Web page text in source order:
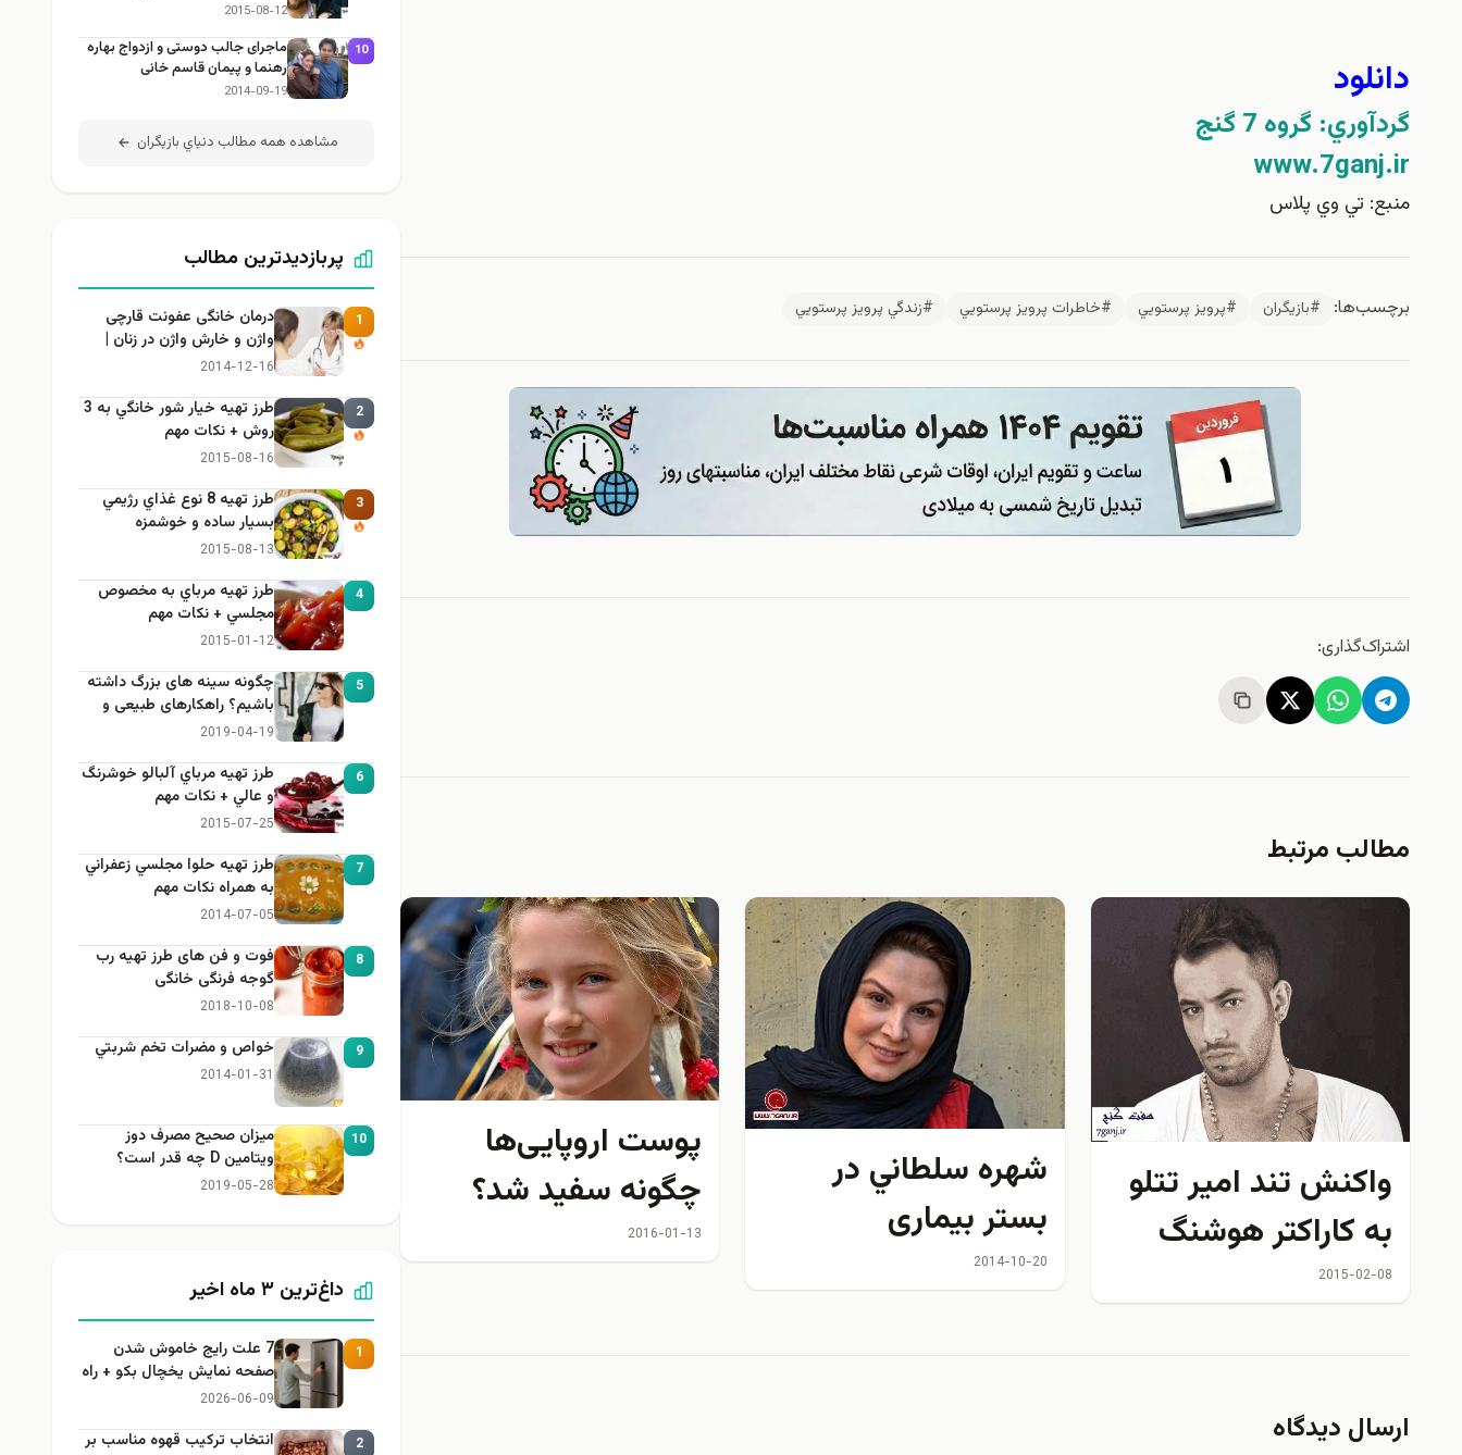
دانلود
گردآوري: گروه 7 گنج
www.7ganj.ir
منبع: تي وي پلاس
برچسب‌ها: #بازيگران #پرويز پرستويي #خاطرات پرويز پرستويي #زندگي پرويز پرستويي
اشتراک‌گذاری:
مطالب مرتبط
واكنش تند امیر تتلو
به کاراکتر هوشنگ
تتلویی در سریال ابله
2015-02-08
شهره سلطاني در
بستر بیماری
2014-10-20
پوست اروپایی‌ها
چگونه سفید شد؟
2016-01-13
ارسال دیدگاه
2015-08-12
10
ماجرای جالب دوستی و ازدواج بهاره
رهنما و پیمان قاسم خانی
2014-09-19
مشاهده همه مطالب دنياي بازيگران
پربازدیدترین مطالب
1
درمان خانگی عفونت قارچی
واژن و خارش واژن در زنان |
راهنمای کامل، ایمن و کاربردی
2014-12-16
2
طرز تهيه خیار شور خانگي به 3
روش + نكات مهم
2015-08-16
3
طرز تهيه 8 نوع غذاي رژيمي
بسيار ساده و خوشمزه
2015-08-13
4
طرز تهيه مرباي به مخصوص
مجلسي + نكات مهم
2015-01-12
5
چگونه سینه های بزرگ داشته
باشیم؟ راهکارهای طبیعی و
خانگی برای بزرگ کردن سینه
2019-04-19
6
طرز تهيه مرباي آلبالو خوشرنگ
و عالي + نكات مهم
2015-07-25
7
طرز تهيه حلوا مجلسي زعفراني
به همراه نكات مهم
2014-07-05
8
فوت و فن های طرز تهیه رب
گوجه فرنگی خانگی
2018-10-08
9 خواص و مضرات تخم شربتي
2014-01-31
10
میزان صحیح مصرف دوز
ویتامین D چه قدر است؟
2019-05-28
داغ‌ترین ۳ ماه اخیر
1
7 علت رایج خاموش شدن
صفحه نمایش یخچال بکو + راه
حل
2026-06-09
2
انتخاب ترکیب قهوه مناسب بر